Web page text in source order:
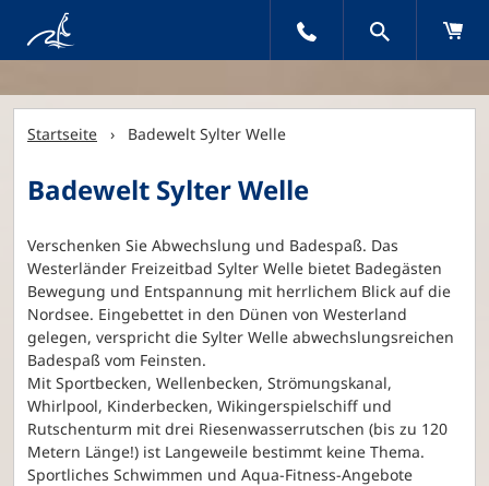
Startseite › Badewelt Sylter Welle
Badewelt Sylter Welle
Verschenken Sie Abwechslung und Badespaß. Das
Westerländer Freizeitbad Sylter Welle bietet Badegästen
Bewegung und Entspannung mit herrlichem Blick auf die
Nordsee. Eingebettet in den Dünen von Westerland
gelegen, verspricht die Sylter Welle abwechslungsreichen
Badespaß vom Feinsten.
Mit Sportbecken, Wellenbecken, Strömungskanal,
Whirlpool, Kinderbecken, Wikingerspielschiff und
Rutschenturm mit drei Riesenwasserrutschen (bis zu 120
Metern Länge!) ist Langeweile bestimmt keine Thema.
Sportliches Schwimmen und Aqua-Fitness-Angebote